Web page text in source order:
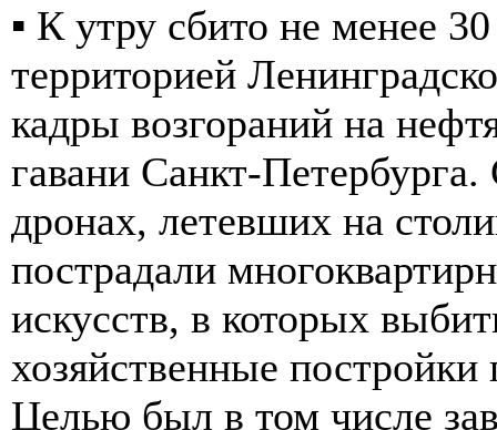
▪️ К утру сбито не менее
территорией
кадры возгораний на
гавани Санкт-
дронах, летевших на
пострадали
искусств, в которых
хозяйственные
Целью был в том числе